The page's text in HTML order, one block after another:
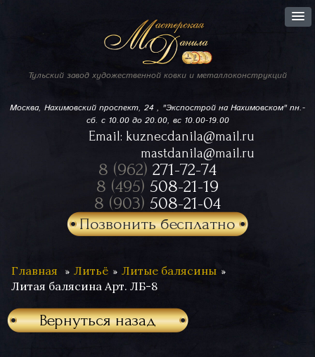
Тульский завод художественной ковки и металлоконструкций
Москва, Нахимовский проспект, 24 , "Экспострой на Нахимовском"пн.-
сб. с 10.00 до 20.00, вс 10.00-19.00
Email: kuznecdanila@mail.ru
mastdanila@mail.ru
8 (962) 271-72-74
8 (495) 508-21-19
8 (903) 508-21-04
Позвонить бесплатно
Главная Литьё
Литые балясины
Литая балясина Арт. ЛБ-8
Вернуться назад